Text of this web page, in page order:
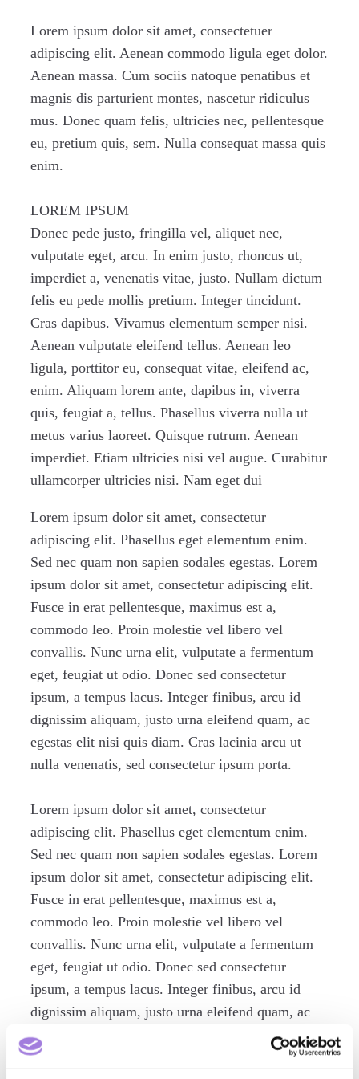
Lorem ipsum dolor sit amet, consectetuer
adipiscing elit. Aenean commodo ligula eget dolor.
Aenean massa. Cum sociis natoque penatibus et
magnis dis parturient montes, nascetur ridiculus
mus. Donec quam felis, ultricies nec, pellentesque
eu, pretium quis, sem. Nulla consequat massa quis
enim.
LOREM IPSUM
Donec pede justo, fringilla vel, aliquet nec,
vulputate eget, arcu. In enim justo, rhoncus ut,
imperdiet a, venenatis vitae, justo. Nullam dictum
felis eu pede mollis pretium. Integer tincidunt.
Cras dapibus. Vivamus elementum semper nisi.
Aenean vulputate eleifend tellus. Aenean leo
ligula, porttitor eu, consequat vitae, eleifend ac,
enim. Aliquam lorem ante, dapibus in, viverra
quis, feugiat a, tellus. Phasellus viverra nulla ut
metus varius laoreet. Quisque rutrum. Aenean
imperdiet. Etiam ultricies nisi vel augue. Curabitur
ullamcorper ultricies nisi. Nam eget dui
Lorem ipsum dolor sit amet, consectetur
adipiscing elit. Phasellus eget elementum enim.
Sed nec quam non sapien sodales egestas. Lorem
ipsum dolor sit amet, consectetur adipiscing elit.
Fusce in erat pellentesque, maximus est a,
commodo leo. Proin molestie vel libero vel
convallis. Nunc urna elit, vulputate a fermentum
eget, feugiat ut odio. Donec sed consectetur
ipsum, a tempus lacus. Integer finibus, arcu id
dignissim aliquam, justo urna eleifend quam, ac
egestas elit nisi quis diam. Cras lacinia arcu ut
nulla venenatis, sed consectetur ipsum porta.
Lorem ipsum dolor sit amet, consectetur
adipiscing elit. Phasellus eget elementum enim.
Sed nec quam non sapien sodales egestas. Lorem
ipsum dolor sit amet, consectetur adipiscing elit.
Fusce in erat pellentesque, maximus est a,
commodo leo. Proin molestie vel libero vel
convallis. Nunc urna elit, vulputate a fermentum
eget, feugiat ut odio. Donec sed consectetur
ipsum, a tempus lacus. Integer finibus, arcu id
dignissim aliquam, justo urna eleifend quam, ac
egestas elit nisi quis diam. Cras lacinia arcu ut
nulla venenatis, sed consectetur ipsum porta.